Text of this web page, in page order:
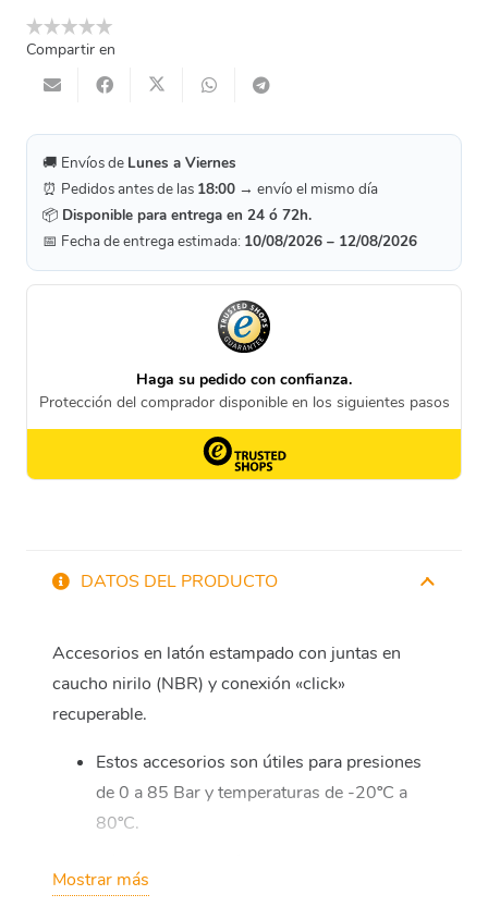
Brillo
A.Presión
Nebulización
Compartir en
🚚 Envíos de Lunes a Viernes
⏰ Pedidos antes de las 18:00 → envío el mismo día
📦 Disponible para entrega en 24 ó 72h.
📅 Fecha de entrega estimada: 10/08/2026 – 12/08/2026
DATOS DEL PRODUCTO
Accesorios en latón estampado con juntas en
caucho nirilo (NBR) y conexión «click»
recuperable.
Estos accesorios son útiles para presiones
de 0 a 85 Bar y temperaturas de -20ºC a
80ºC.
polietileno y acero inoxidable canalado.
Mostrar más